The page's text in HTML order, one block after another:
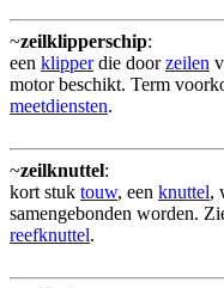
~zeilklipperschip:
een klipperdie doorzeilen
motor beschikt. Term
meetdiensten.
~zeilknuttel:
kort stuk touw, een knuttel,
samengebonden worden.
reefknuttel.